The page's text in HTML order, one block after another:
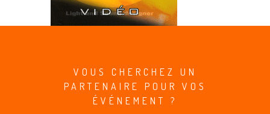
VOUS CHERCHEZ UN
PARTENAIRE POUR VOS
ÉVÉNEMENT ?